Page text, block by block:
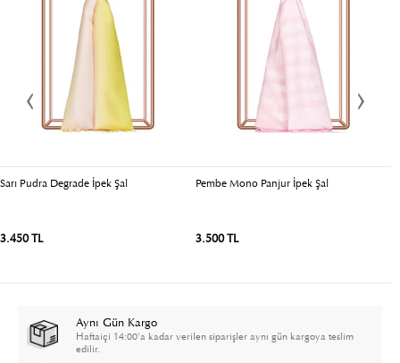
Sarı Pudra Degrade İpek Şal
3.450 TL
Pembe Mono Panjur İpek Şal
3.500 TL
Aynı Gün Kargo
Haftaiçi 14:00'a kadar verilen siparişler aynı gün kargoya teslim
edilir.